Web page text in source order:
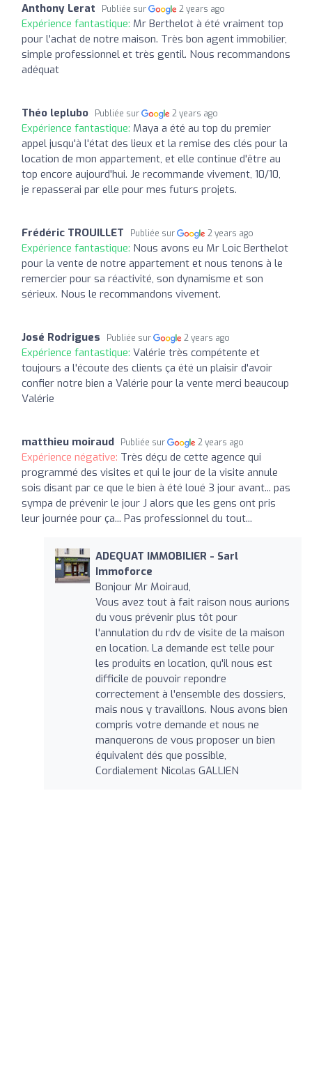
Anthony Lerat Publiée sur 2 years ago
Expérience fantastique: Mr Berthelot à été vraiment top
pour l'achat de notre maison. Très bon agent immobilier,
simple professionnel et très gentil. Nous recommandons
adéquat
Théo leplubo Publiée sur 2 years ago
Expérience fantastique: Maya a été au top du premier
appel jusqu'à l'état des lieux et la remise des clés pour la
location de mon appartement, et elle continue d'être au
top encore aujourd'hui. Je recommande vivement, 10/10,
je repasserai par elle pour mes futurs projets.
Frédéric TROUILLET Publiée sur 2 years ago
Expérience fantastique: Nous avons eu Mr Loic Berthelot
pour la vente de notre appartement et nous tenons à le
remercier pour sa réactivité, son dynamisme et son
sérieux. Nous le recommandons vivement.
José Rodrigues Publiée sur 2 years ago
Expérience fantastique: Valérie très compétente et
toujours a l'écoute des clients ça été un plaisir d'avoir
confier notre bien a Valérie pour la vente merci beaucoup
Valérie
matthieu moiraud Publiée sur 2 years ago
Expérience négative: Très déçu de cette agence qui
programmé des visites et qui le jour de la visite annule
sois disant par ce que le bien à été loué 3 jour avant... pas
sympa de prévenir le jour J alors que les gens ont pris
leur journée pour ça... Pas professionnel du tout...
ADEQUAT IMMOBILIER - Sarl
Immoforce
Bonjour Mr Moiraud,
Vous avez tout à fait raison nous aurions
du vous prévenir plus tôt pour
l'annulation du rdv de visite de la maison
en location. La demande est telle pour
les produits en location, qu'il nous est
difficile de pouvoir repondre
correctement à l'ensemble des dossiers,
mais nous y travaillons. Nous avons bien
compris votre demande et nous ne
manquerons de vous proposer un bien
équivalent dés que possible,
Cordialement Nicolas GALLIEN